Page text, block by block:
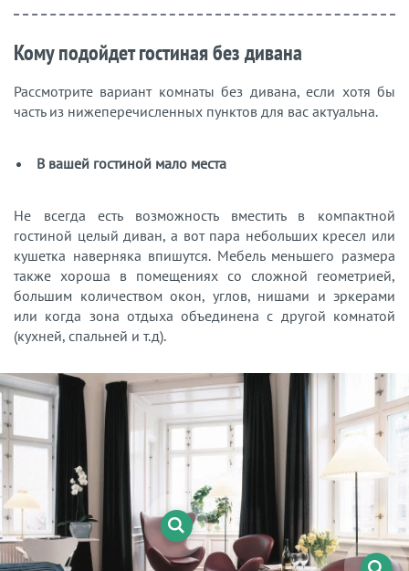
Кому подойдет гостиная без дивана
Рассмотрите вариант комнаты без дивана, если хотя бы
часть из нижеперечисленных пунктов для вас актуальна.
В вашей гостиной мало места
Не всегда есть возможность вместить в компактной
гостиной целый диван, а вот пара небольших кресел или
кушетка наверняка впишутся. Мебель меньшего размера
также хороша в помещениях со сложной геометрией,
большим количеством окон, углов, нишами и эркерами
или когда зона отдыха объединена с другой комнатой
(кухней, спальней и т.д).